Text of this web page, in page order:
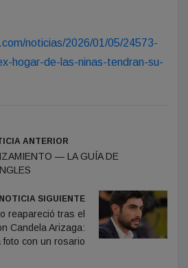
noticias/2026/01/05/24573-
hogar-de-las-ninas-tendran-su-
ANTERIOR
— LA GUÍA DE
NOTICIA SIGUIENTE
reapareció tras el
Candela Arizaga:
foto con un rosario